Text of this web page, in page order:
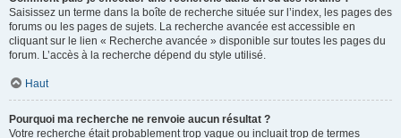
Saisissez un terme dans la boîte de recherche située sur l’index, les pages des
forums ou les pages de sujets. La recherche avancée est accessible en
cliquant sur le lien « Recherche avancée » disponible sur toutes les pages du
forum. L’accès à la recherche dépend du style utilisé.
Haut
Pourquoi ma recherche ne renvoie aucun résultat ?
Votre recherche était probablement trop vague ou incluait trop de termes